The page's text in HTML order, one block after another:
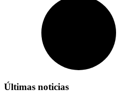
Últimas noticias